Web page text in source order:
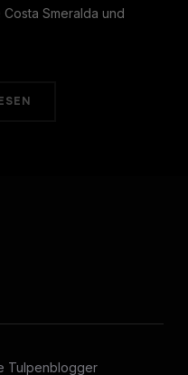
Smeralda und
Tulpenblogger